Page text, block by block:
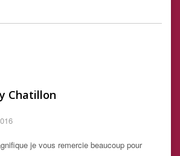
Chatillon
je vous remercie beaucoup pour